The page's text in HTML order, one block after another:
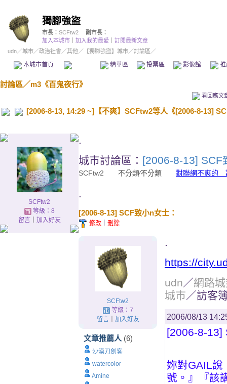
獨腳強盜
市長： SCFtw2
副市長：
加入本城市
加入我的最愛
訂閱最新文章
udn／城市／政治社會 ／其他 ／ 【獨腳強盜】城市／討論區／
本城市首頁 精華區 投票區 影像館
討論區／m3《百鬼夜行》
看回應文
[2006-8-13, 14:29 ~]【不爽】SCFtw2等人《[2006-8-13]
SCFtw2
等級：8
留言｜ 加入好友
.
城市討論區： [2006-8-13] SCF
SCFtw2 不分類∕不分類 對聯網不爽的
.
[2006-8-13] SCF致小n女士：
修改 刪除
SCFtw2
等級：7
留言｜ 加入好友
文章推薦人 (6)
沙漠刀劍客
watercolor
Amine
.
https://
udn／網路
城市／訪客
2006/08/13
[2006-8-13]
妳對GAIL說
號。』『該